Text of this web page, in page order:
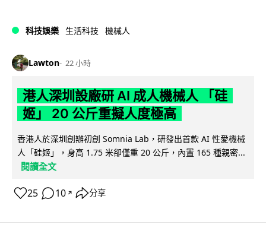
科技娛樂 生活科技 機械人
Lawton 22 小時
港人深圳設廠研 AI 成人機械人 「硅
姬」 20 公斤重擬人度極高
香港人於深圳創辦初創 Somnia Lab，研發出首款 AI 性愛機械
人「硅姬」，身高 1.75 米卻僅重 20 公斤，內置 165 種親密...
閱讀全文
25 10 ↗ 分享